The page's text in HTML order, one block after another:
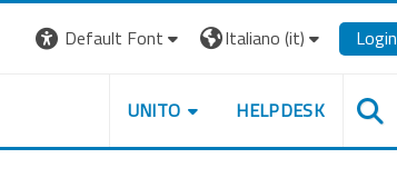
Default Font Italiano ‎(it)‎ Login
UNITO HELPDESK